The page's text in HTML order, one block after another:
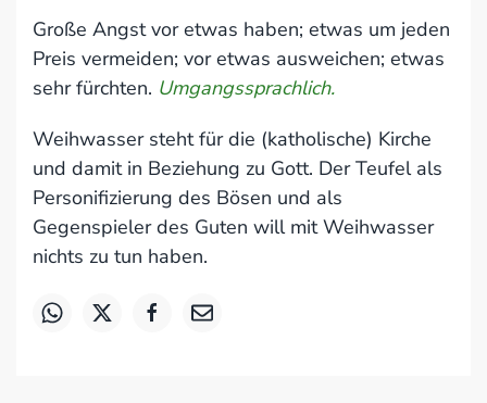
Große Angst vor etwas haben; etwas um jeden
Preis vermeiden; vor etwas ausweichen; etwas
sehr fürchten. Umgangssprachlich.
Weihwasser steht für die (katholische) Kirche
und damit in Beziehung zu Gott. Der Teufel als
Personifizierung des Bösen und als
Gegenspieler des Guten will mit Weihwasser
nichts zu tun haben.